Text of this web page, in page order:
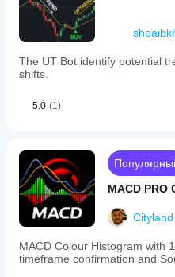
The UT Bot identify potential
shifts.
5.0 (1)
MACD
Cityland
MACD Colour Histogram with
timeframe confirmation and